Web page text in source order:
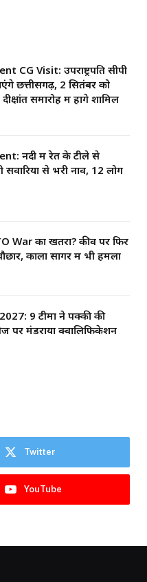
CG Visit: उपराष्ट्रपति सीपी
छत्तीसगढ़, 2 सितंबर को
समारोह में होंगे शामिल
नदी में रेत के टीले से
सवारियों से भरी नाव, 12 लोग
War का खतरा? कीव पर फिर
काला सागर में भी हमला
9 टीमों ने पक्की की
पर मंडराया क्वालिफिकेशन
Twitter
YouTube